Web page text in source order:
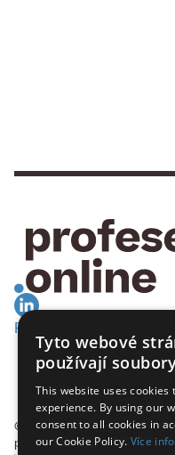
RSS Feed
© 2015 - 2026, Fakta,
práva vyhrazena
Tyto webové
používají
This website uses cookies
experience. By using our
consent to all cookies in
our Cookie Policy. Více